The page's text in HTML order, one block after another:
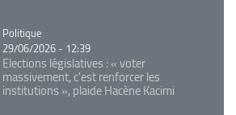
Catégorie
Politique
29/06/2026 - 12:39
Elections législatives : « voter
massivement, c'est renforcer les
institutions », plaide Hacène Kacimi